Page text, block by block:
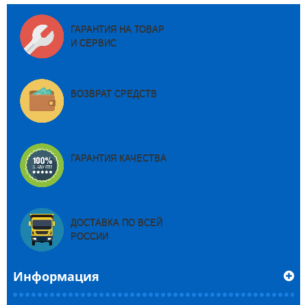
ГАРАНТИЯ НА ТОВАР
И СЕРВИС
ВОЗВРАТ СРЕДСТВ
ГАРАНТИЯ КАЧЕСТВА
ДОСТАВКА ПО ВСЕЙ
РОССИИ
Информация